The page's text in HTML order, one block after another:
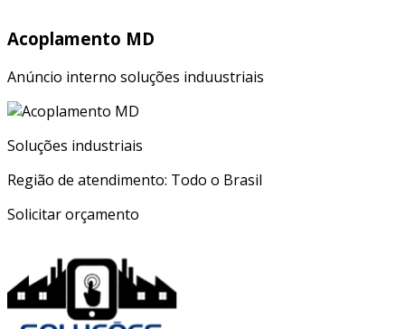
Acoplamento MD
Anúncio interno soluções induustriais
Soluções industriais
Região de atendimento: Todo o Brasil
Solicitar orçamento